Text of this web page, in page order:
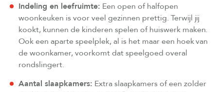
Indeling en leefruimte: Een open of halfopen
woonkeuken is voor veel gezinnen prettig. Terwijl jij
kookt, kunnen de kinderen spelen of huiswerk maken.
Ook een aparte speelplek, al is het maar een hoek van
de woonkamer, voorkomt dat speelgoed overal
rondslingert.
Aantal slaapkamers: Extra slaapkamers of een zolder